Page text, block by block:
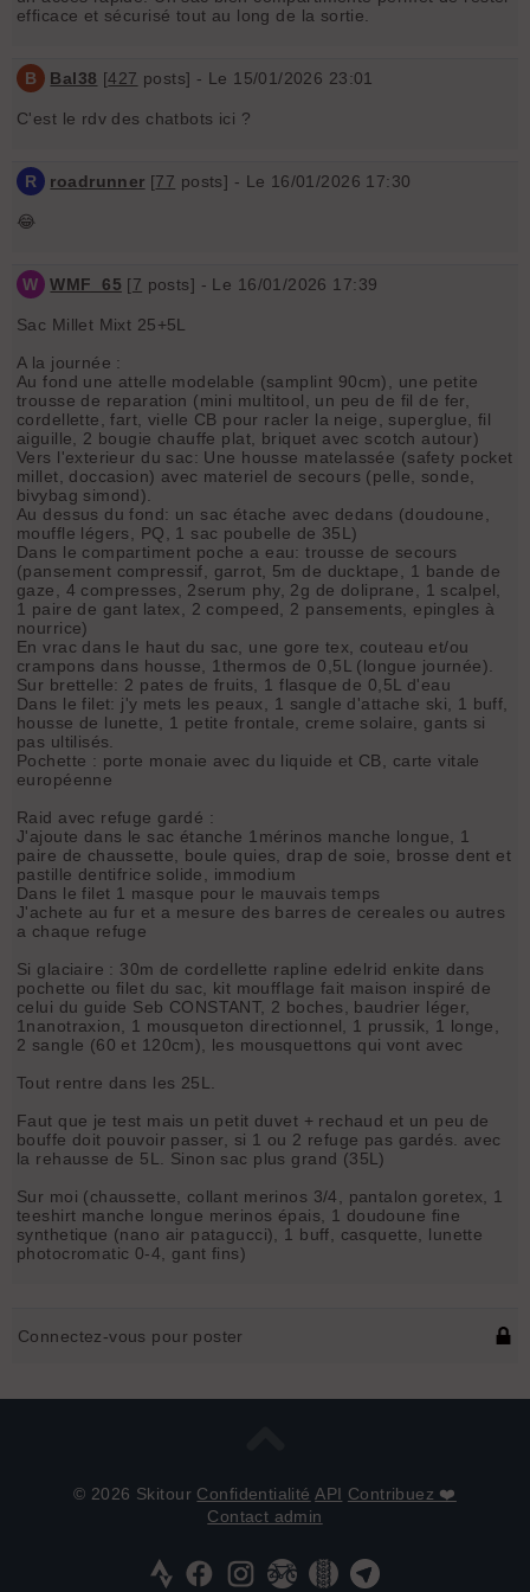
efficace et sécurisé tout au long de la sortie.
B Bal38 [427 posts] - Le 15/01/2026 23:01
C'est le rdv des chatbots ici ?
R roadrunner [77 posts] - Le 16/01/2026 17:30
😂
W WMF_65 [7 posts] - Le 16/01/2026 17:39
Sac Millet Mixt 25+5L
A la journée :
Au fond une attelle modelable (samplint 90cm), une petite
trousse de reparation (mini multitool, un peu de fil de fer,
cordellette, fart, vielle CB pour racler la neige, superglue, fil
aiguille, 2 bougie chauffe plat, briquet avec scotch autour)
Vers l'exterieur du sac: Une housse matelassée (safety pocket
millet, doccasion) avec materiel de secours (pelle, sonde,
bivybag simond).
Au dessus du fond: un sac étache avec dedans (doudoune,
mouffle légers, PQ, 1 sac poubelle de 35L)
Dans le compartiment poche a eau: trousse de secours
(pansement compressif, garrot, 5m de ducktape, 1 bande de
gaze, 4 compresses, 2serum phy, 2g de doliprane, 1 scalpel,
1 paire de gant latex, 2 compeed, 2 pansements, epingles à
nourrice)
En vrac dans le haut du sac, une gore tex, couteau et/ou
crampons dans housse, 1thermos de 0,5L (longue journée).
Sur brettelle: 2 pates de fruits, 1 flasque de 0,5L d'eau
Dans le filet: j'y mets les peaux, 1 sangle d'attache ski, 1 buff,
housse de lunette, 1 petite frontale, creme solaire, gants si
pas ultilisés.
Pochette : porte monaie avec du liquide et CB, carte vitale
européenne
Raid avec refuge gardé :
J'ajoute dans le sac étanche 1mérinos manche longue, 1
paire de chaussette, boule quies, drap de soie, brosse dent et
pastille dentifrice solide, immodium
Dans le filet 1 masque pour le mauvais temps
J'achete au fur et a mesure des barres de cereales ou autres
a chaque refuge
Si glaciaire : 30m de cordellette rapline edelrid enkite dans
pochette ou filet du sac, kit moufflage fait maison inspiré de
celui du guide Seb CONSTANT, 2 boches, baudrier léger,
1nanotraxion, 1 mousqueton directionnel, 1 prussik, 1 longe,
2 sangle (60 et 120cm), les mousquettons qui vont avec
Tout rentre dans les 25L.
Faut que je test mais un petit duvet + rechaud et un peu de
bouffe doit pouvoir passer, si 1 ou 2 refuge pas gardés. avec
la rehausse de 5L. Sinon sac plus grand (35L)
Sur moi (chaussette, collant merinos 3/4, pantalon goretex, 1
teeshirt manche longue merinos épais, 1 doudoune fine
synthetique (nano air patagucci), 1 buff, casquette, lunette
photocromatic 0-4, gant fins)
Connectez-vous pour poster
© 2026 Skitour Confidentialité API Contribuez ❤️
Contact admin